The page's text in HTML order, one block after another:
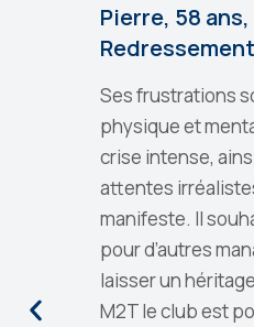
Pierre, 58
Ses frustrations
physique et
crise intense,
attentes
manifeste. Il
pour d’autres
laisser un
M2T le club est